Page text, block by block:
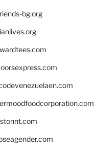
bg.org